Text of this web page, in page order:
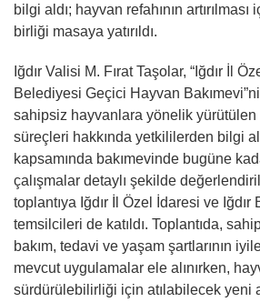
bilgi aldı; hayvan refahının
birliği masaya yatırıldı.
Iğdır Valisi M. Fırat Taşolar, “Iğdır İl
Belediyesi Geçici Hayvan
sahipsiz hayvanlara yönelik
süreçleri hakkında yetkililerden bilgi
kapsamında bakımevinde bugüne
çalışmalar detaylı şekilde
toplantıya Iğdır İl Özel İdaresi ve Iğdır
temsilcileri de katıldı. Toplantıda,
bakım, tedavi ve yaşam şartlarının
mevcut uygulamalar ele alınırken,
sürdürülebilirliği için atılabilecek yeni